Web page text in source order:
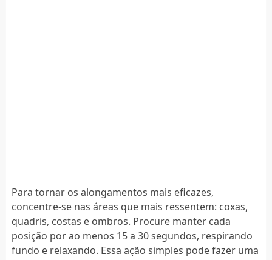
Para tornar os alongamentos mais eficazes,
concentre-se nas áreas que mais ressentem: coxas,
quadris, costas e ombros. Procure manter cada
posição por ao menos 15 a 30 segundos, respirando
fundo e relaxando. Essa ação simples pode fazer uma